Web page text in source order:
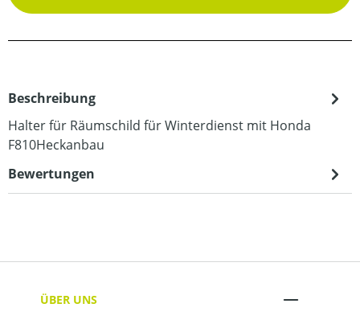
Beschreibung
Halter für Räumschild für Winterdienst mit Honda
F810Heckanbau
Bewertungen
ÜBER UNS